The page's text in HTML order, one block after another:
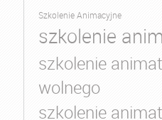
Szkolenie Animacyjne
szkolenie
szkolenie
wolnego
szkolenie